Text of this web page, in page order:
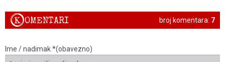
broj komentara: 7
KOMENTARI
Ime / nadimak *(obavezno)